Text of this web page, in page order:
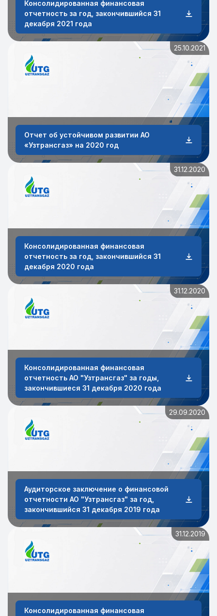
Консолидированная финансовая
отчетность за год, закончившийся 31
декабря 2021 года
25.10.2021
Отчет об устойчивом развитии АО
«Узтрансгаз» на 2020 год
31.12.2020
Консолидированная финансовая
отчетность за год, закончившийся 31
декабря 2020 года
31.12.2020
Консолидированная финансовая
отчетность АО "Узтрансгаз" за годы,
закончившиеся 31 декабря 2020 года
29.09.2020
Аудиторское заключение о финансовой
отчетности АО "Узтрансгаз" за год,
закончившийся 31 декабря 2019 года
31.12.2019
Консолидированная финансовая